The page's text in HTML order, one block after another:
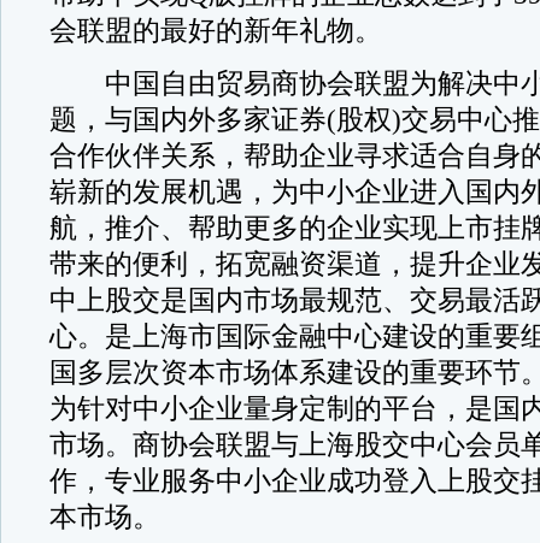
会联盟的最好的新年礼物。
中国自由贸易商协会联盟为解决中
题，与国内外多家证券(股权)交易中心
合作伙伴关系，帮助企业寻求适合自身
崭新的发展机遇，为中小企业进入国内
航，推介、帮助更多的企业实现上市挂
带来的便利，拓宽融资渠道，提升企业
中上股交是国内市场最规范、交易最活
心。是上海市国际金融中心建设的重要
国多层次资本市场体系建设的重要环节
为针对中小企业量身定制的平台，是国
市场。商协会联盟与上海股交中心会员
作，专业服务中小企业成功登入上股交
本市场。